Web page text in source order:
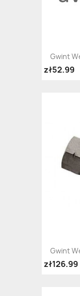
Gwint
zł52.99
Gwint
zł126.99